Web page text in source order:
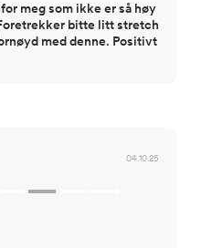
meg som ikke er så høy
bitte litt stretch
med denne. Positivt
04.10.25